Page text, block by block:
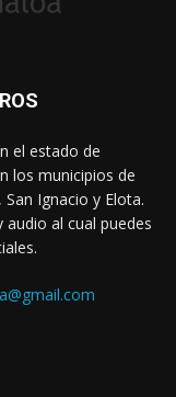
el estado de
los municipios de
Ignacio y Elota.
al cual puedes